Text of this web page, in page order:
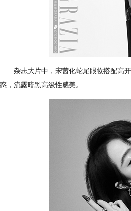
杂志大片中，宋茜化蛇尾眼妆搭配高开
惑，流露暗黑高级性感美。